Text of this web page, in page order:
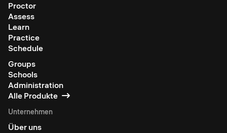
Proctor
Assess
Learn
Practice
Schedule
Groups
Schools
Administration
Alle Produkte
Unternehmen
Über uns